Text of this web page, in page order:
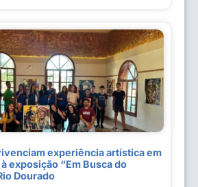
experiência artística em
exposição “Em Busca do
Dourado